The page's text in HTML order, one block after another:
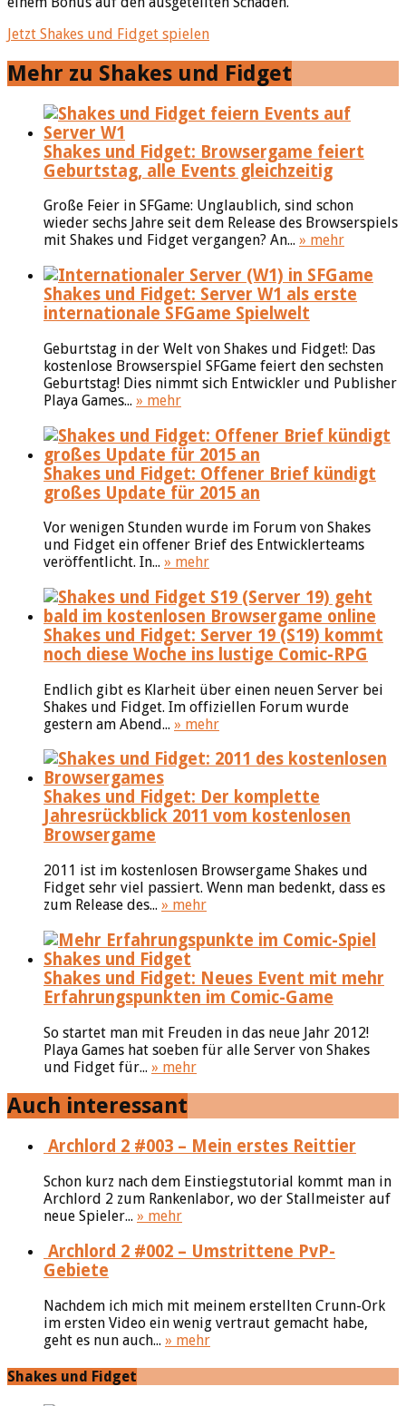
Jetzt Shakes und Fidget spielen
Mehr zu Shakes und Fidget
Shakes und Fidget: Browsergame feiert
Geburtstag, alle Events gleichzeitig
Große Feier in SFGame: Unglaublich, sind schon
wieder sechs Jahre seit dem Release des Browserspiels
mit Shakes und Fidget vergangen? An... » mehr
Shakes und Fidget: Server W1 als erste
internationale SFGame Spielwelt
Geburtstag in der Welt von Shakes und Fidget!: Das
kostenlose Browserspiel SFGame feiert den sechsten
Geburtstag! Dies nimmt sich Entwickler und Publisher
Playa Games... » mehr
Shakes und Fidget: Offener Brief kündigt
großes Update für 2015 an
Vor wenigen Stunden wurde im Forum von Shakes
und Fidget ein offener Brief des Entwicklerteams
veröffentlicht. In... » mehr
Shakes und Fidget: Server 19 (S19) kommt
noch diese Woche ins lustige Comic-RPG
Endlich gibt es Klarheit über einen neuen Server bei
Shakes und Fidget. Im offiziellen Forum wurde
gestern am Abend... » mehr
Shakes und Fidget: Der komplette
Jahresrückblick 2011 vom kostenlosen
Browsergame
2011 ist im kostenlosen Browsergame Shakes und
Fidget sehr viel passiert. Wenn man bedenkt, dass es
zum Release des... » mehr
Shakes und Fidget: Neues Event mit mehr
Erfahrungspunkten im Comic-Game
So startet man mit Freuden in das neue Jahr 2012!
Playa Games hat soeben für alle Server von Shakes
und Fidget für... » mehr
Auch interessant
Archlord 2 #003 – Mein erstes Reittier
Schon kurz nach dem Einstiegstutorial kommt man in
Archlord 2 zum Rankenlabor, wo der Stallmeister auf
neue Spieler... » mehr
Archlord 2 #002 – Umstrittene PvP-
Gebiete
Nachdem ich mich mit meinem erstellten Crunn-Ork
im ersten Video ein wenig vertraut gemacht habe,
geht es nun auch... » mehr
Shakes und Fidget